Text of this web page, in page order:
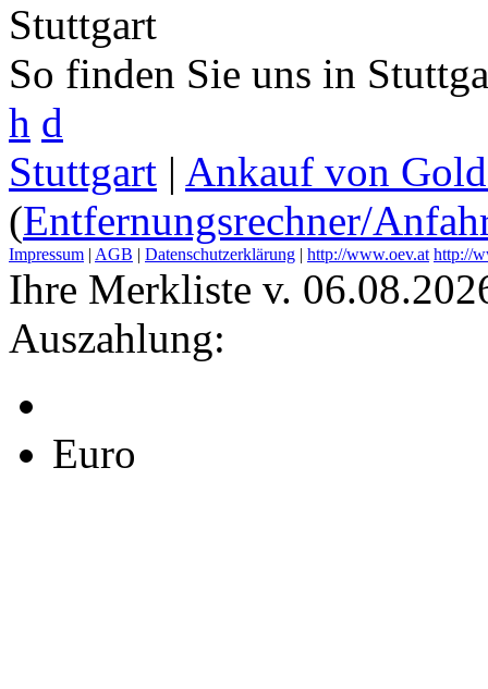
Stuttgart
So finden Sie uns in
h d
Stuttgart | Ankauf von
(Entfernungsrechner/
Impressum | AGB | Datenschutzerklärung | http://www.oev.at http://
Ihre Merkliste v.
Auszahlung:
Euro